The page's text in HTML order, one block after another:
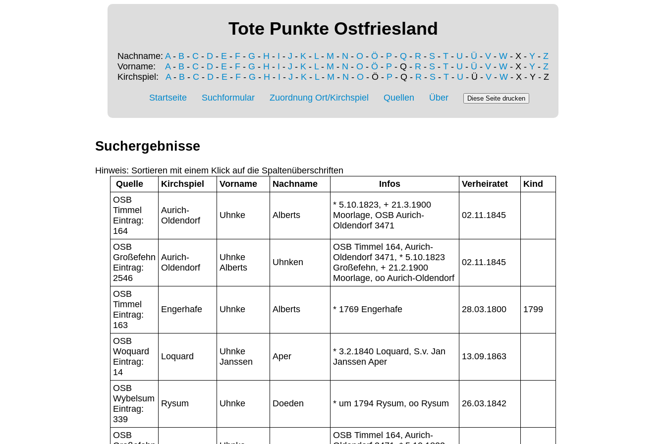
Tote Punkte Ostfriesland
Nachname: A- B - C - D - E - F - G - H - I - J - K - L- M - N - O - Ö - P - Q - R - S - T - U - Ü - V - W - X - Y - Z
Vorname: A- B - C - D - E - F - G - H - I - J - K - L- M - N - O - Ö - P - Q - R - S - T - U - Ü - V - W - X - Y - Z
Kirchspiel: A- B - C - D- E- F- G - H - I - J - K- L- M - N - O - Ö - P - Q - R - S- T- U - Ü - V- W- X - Y - Z
Startseite Suchformular Zuordnung Ort/Kirchspiel Quellen Über
Suchergebnisse
Hinweis: Sortieren mit einem Klick auf die Spaltenüberschriften
Quelle
Kirchspiel Vorname Nachname Infos Verheiratet
Kind
OSB
Timmel
Eintrag:
164
Aurich-
Oldendorf
Uhnke Alberts
* 5.10.1823, + 21.3.1900
Moorlage, OSB Aurich-
Oldendorf 3471
02.11.1845
OSB
Großefehn
Eintrag:
2546
Aurich-
Oldendorf
Uhnke
Alberts
Uhnken
OSB Timmel 164, Aurich-
Oldendorf 3471, * 5.10.1823
Großefehn, + 21.2.1900
Moorlage, oo Aurich-Oldendorf
02.11.1845
OSB
Timmel
Eintrag:
163
Engerhafe Uhnke Alberts * 1769 Engerhafe 28.03.1800 1799
OSB
Woquard
Eintrag:
14
Loquard
Uhnke
Janssen
Aper
* 3.2.1840 Loquard, S.v. Jan
Janssen Aper
13.09.1863
OSB
Wybelsum
Eintrag:
339
Rysum Uhnke Doeden * um 1794 Rysum, oo Rysum 26.03.1842
OSB
OSB Timmel 164, Aurich-